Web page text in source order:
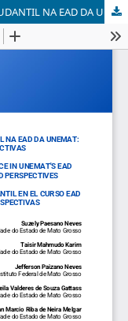
A MATERIALIZAÇÃO DA ASSISTÊNCIA ESTUDANTIL NA EAD DA UNEMAT: DESAFIOS, CONQUISTAS E PERSPECTIVAS